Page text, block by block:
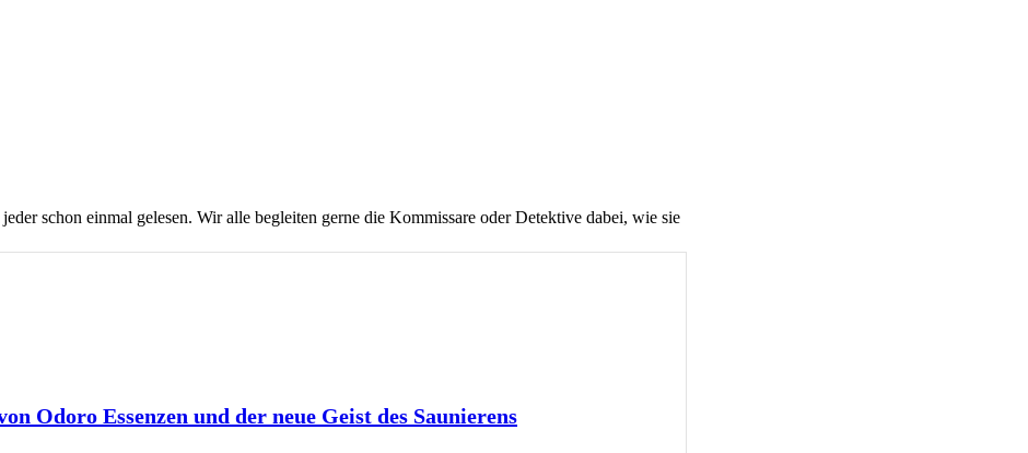
schon einmal gelesen. Wir alle begleiten gerne die Kommissare oder Detektive dabei, wie sie
Odoro Essenzen und der neue Geist des Saunierens